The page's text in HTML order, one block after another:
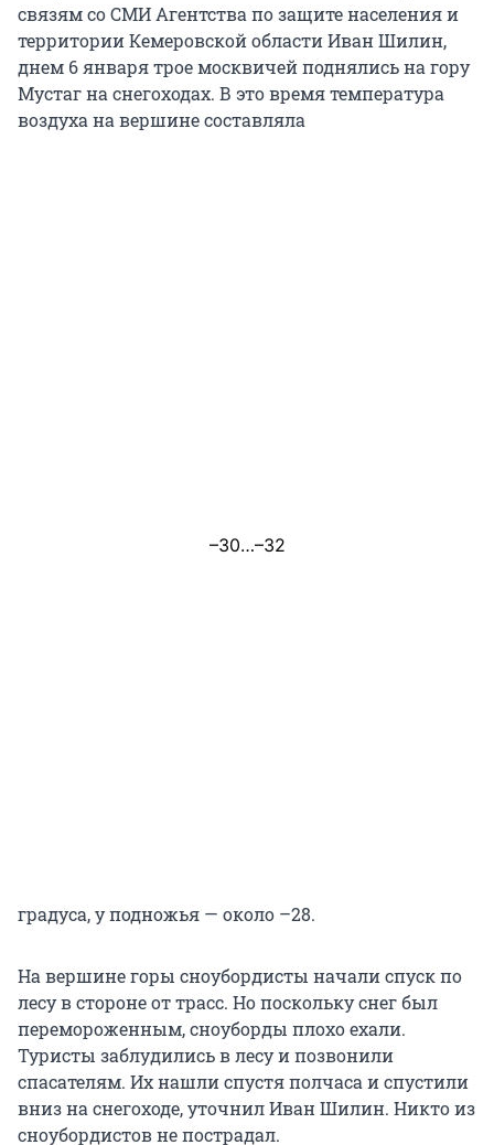
связям со СМИ Агентства по защите населения и
территории Кемеровской области Иван Шилин,
днем 6 января трое москвичей поднялись на гору
Мустаг на снегоходах. В это время температура
воздуха на вершине составляла
–30…–32
градуса, у подножья — около –28.
На вершине горы сноубордисты начали спуск по
лесу в стороне от трасс. Но поскольку снег был
перемороженным, сноуборды плохо ехали.
Туристы заблудились в лесу и позвонили
спасателям. Их нашли спустя полчаса и спустили
вниз на снегоходе, уточнил Иван Шилин. Никто из
сноубордистов не пострадал.